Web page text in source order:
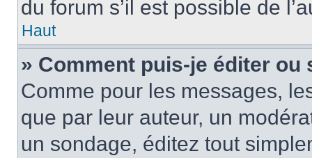
du forum s’il est possible de
Haut
» Comment puis-je éditer ou
Comme pour les messages,
que par leur auteur, un
un sondage, éditez tout